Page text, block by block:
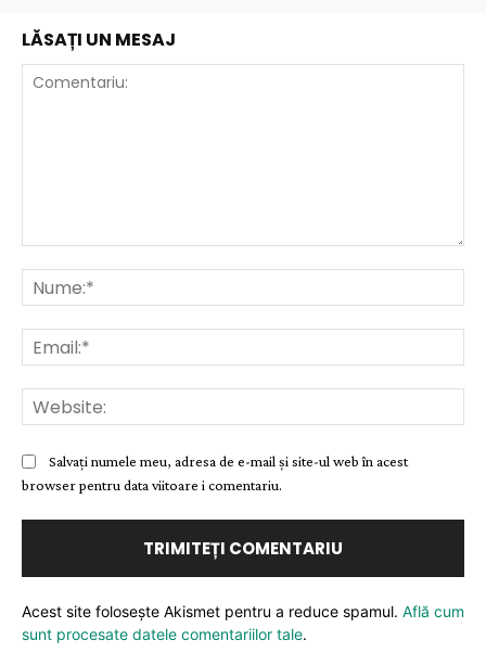
LĂSAȚI UN MESAJ
Salvați numele meu, adresa de e-mail și site-ul web în acest
browser pentru data viitoare i comentariu.
Acest site folosește Akismet pentru a reduce spamul. Află cum
sunt procesate datele comentariilor tale.